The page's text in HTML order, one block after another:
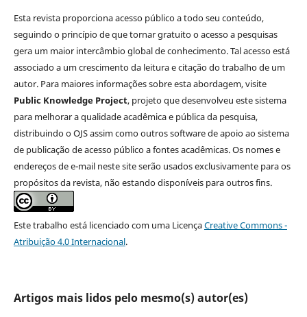
Esta revista proporciona acesso público a todo seu conteúdo,
seguindo o princípio de que tornar gratuito o acesso a pesquisas
gera um maior intercâmbio global de conhecimento. Tal acesso está
associado a um crescimento da leitura e citação do trabalho de um
autor. Para maiores informações sobre esta abordagem, visite
Public Knowledge Project, projeto que desenvolveu este sistema
para melhorar a qualidade acadêmica e pública da pesquisa,
distribuindo o OJS assim como outros software de apoio ao sistema
de publicação de acesso público a fontes acadêmicas. Os nomes e
endereços de e-mail neste site serão usados exclusivamente para os
propósitos da revista, não estando disponíveis para outros fins.
Este trabalho está licenciado com uma LicençaCreative Commons -
Atribuição 4.0 Internacional.
Artigos mais lidos pelo mesmo(s) autor(es)